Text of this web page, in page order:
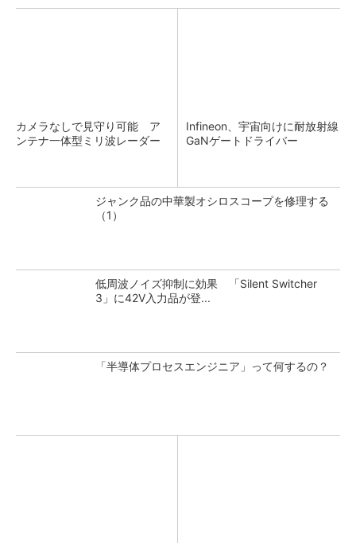
カメラなしで見守り可能 ア
ンテナ一体型ミリ波レーダー
Infineon、宇宙向けに耐放射線
GaNゲートドライバー
ジャンク品の中華製オシロスコープを修理する
（1）
低周波ノイズ抑制に効果 「Silent Switcher
3」に42V入力品が登...
「半導体プロセスエンジニア」って何するの？